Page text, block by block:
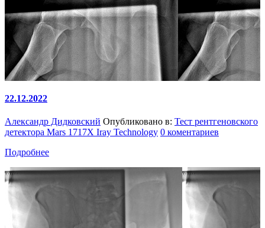
22.12.2022
Александр Дидковский Опубликовано в: Тест рентгеновского
детектора Mars 1717X Iray Technology 0 коментариев
Подробнее